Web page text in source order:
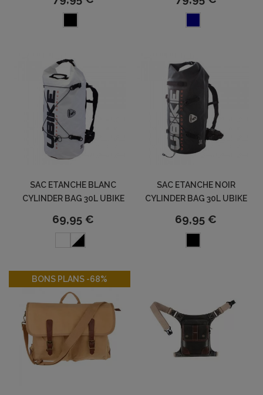
SAC ETANCHE BLANC
CYLINDER BAG 30L UBIKE
69,95 €
SAC ETANCHE NOIR
CYLINDER BAG 30L UBIKE
69,95 €
BONS PLANS -68%-68%